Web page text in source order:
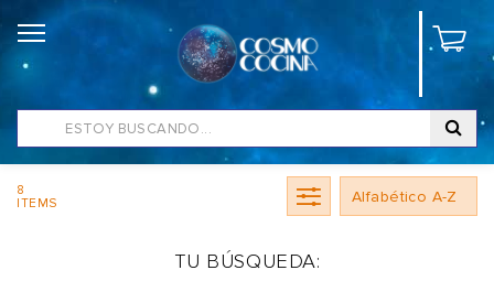
TU BÚSQUEDA:
8
ITEMS